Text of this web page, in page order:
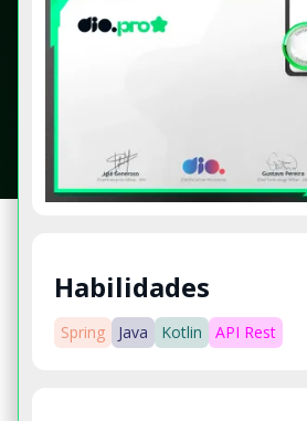
Habilidades
Spring Java Kotlin API Rest